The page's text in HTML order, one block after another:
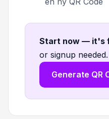
Start now — it's
or signup needed.
Generate QR